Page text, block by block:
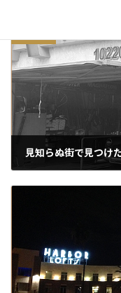
見知らぬ街で見つけ